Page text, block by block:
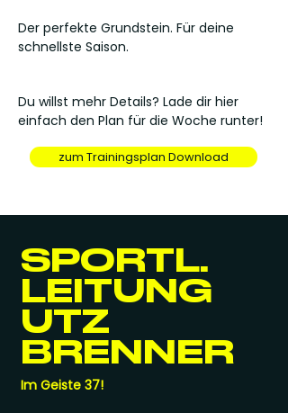
Der perfekte Grundstein. Für deine
schnellste Saison.
Du willst mehr Details? Lade dir hier
einfach den Plan für die Woche runter!
zum Trainingsplan Download
SPORTL.
LEITUNG
UTZ
BRENNER
Im Geiste 37!